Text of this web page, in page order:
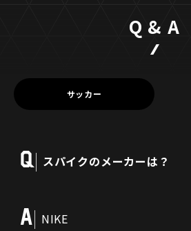
Q & A
サッカー
Q スパイクのメーカーは？
A NIKE